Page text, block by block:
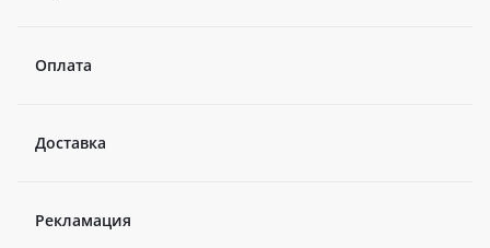
Оплата
Доставка
Рекламация